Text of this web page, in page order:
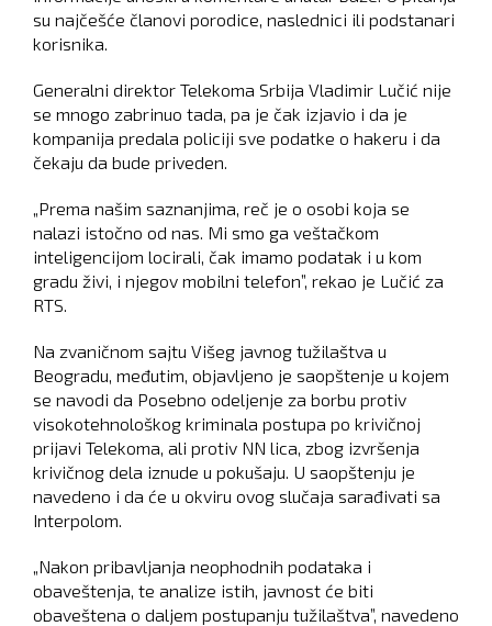
su najčešće članovi porodice, naslednici ili podstanari
korisnika.
Generalni direktor Telekoma Srbija Vladimir Lučić nije
se mnogo zabrinuo tada, pa je čak izjavio i da je
kompanija predala policiji sve podatke o hakeru i da
čekaju da bude priveden.
„Prema našim saznanjima, reč je o osobi koja se
nalazi istočno od nas. Mi smo ga veštačkom
inteligencijom locirali, čak imamo podatak i u kom
gradu živi, i njegov mobilni telefon”, rekao je Lučić za
RTS.
Na zvaničnom sajtu Višeg javnog tužilaštva u
Beogradu, međutim, objavljeno je saopštenje u kojem
se navodi da Posebno odeljenje za borbu protiv
visokotehnološkog kriminala postupa po krivičnoj
prijavi Telekoma, ali protiv NN lica, zbog izvršenja
krivičnog dela iznude u pokušaju. U saopštenju je
navedeno i da će u okviru ovog slučaja sarađivati sa
Interpolom.
„Nakon pribavljanja neophodnih podataka i
obaveštenja, te analize istih, javnost će biti
obaveštena o daljem postupanju tužilaštva”, navedeno